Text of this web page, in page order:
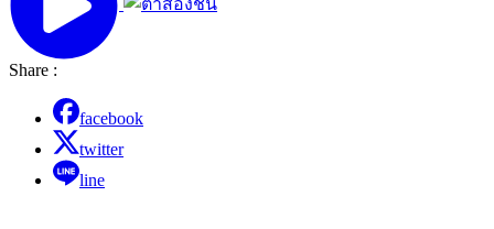
Share :
facebook
twitter
line